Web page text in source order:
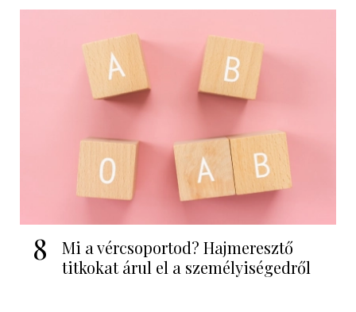
8
Mi a vércsoportod? Hajmeresztő
titkokat árul el a személyiségedről